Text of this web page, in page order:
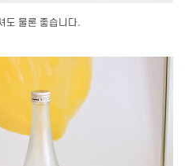
도 물론 좋습니다.